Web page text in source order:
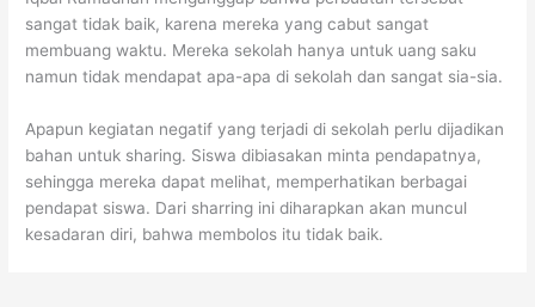
sangat tidak baik, karena mereka yang cabut sangat
membuang waktu. Mereka sekolah hanya untuk uang saku
namun tidak mendapat apa-apa di sekolah dan sangat sia-sia.
Apapun kegiatan negatif yang terjadi di sekolah perlu dijadikan
bahan untuk sharing. Siswa dibiasakan minta pendapatnya,
sehingga mereka dapat melihat, memperhatikan berbagai
pendapat siswa. Dari sharring ini diharapkan akan muncul
kesadaran diri, bahwa membolos itu tidak baik.